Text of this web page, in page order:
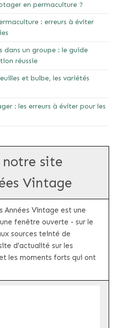
en permaculture ?
: erreurs à éviter
dans un groupe : le guide
réussie
et bulbe, les variétés
: les erreurs à éviter pour les
site
Vintage
Années Vintage est une
fenêtre ouverte - sur le
sources teinté de
d'actualité sur les
les moments forts qui ont